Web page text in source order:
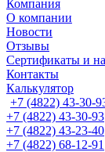
Компания
О компании
Новости
Отзывы
Сертификаты и
Контакты
Калькулятор
+7 (4822) 43-30-
+7 (4822) 43-30-93
+7 (4822) 43-23-40
+7 (4822) 68-12-91